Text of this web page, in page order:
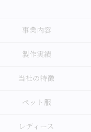
事業内容
製作実績
当社の特徴
ペット服
レディース